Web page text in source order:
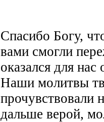
Спасибо Богу,
вами смогли
оказался для
Наши молитвы
прочувствовали
дальше верой,